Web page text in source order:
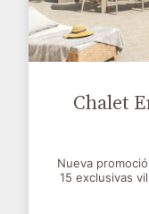
Chalet
Nueva promoción
15 exclusivas